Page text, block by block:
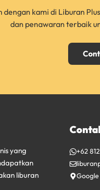
dengan kami di Liburan
dan penawaran terbaik
yang
liburan
+62